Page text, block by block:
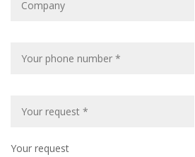
Your request